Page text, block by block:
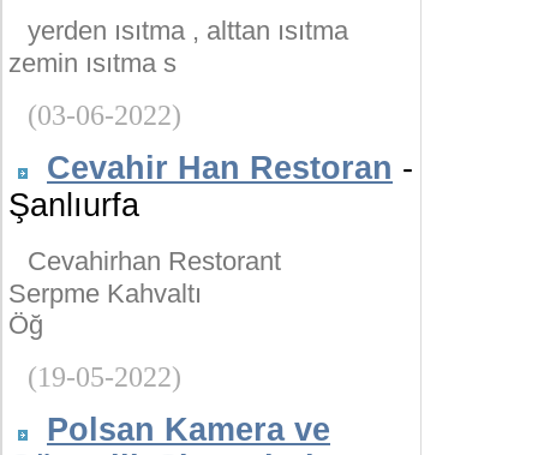
yerden ısıtma , alttan ısıtma
zemin ısıtma s
(03-06-2022)
Cevahir Han Restoran -
Şanlıurfa
Cevahirhan Restorant
Serpme Kahvaltı
Öğ
(19-05-2022)
Polsan Kamera ve